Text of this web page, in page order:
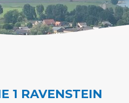
1 RAVENSTEIN